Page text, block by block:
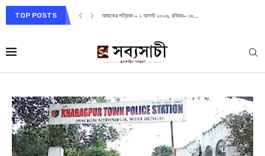
TOP POSTS আজকের পত্রিকা – ২ আগস্ট ২০২৬, রবিবার– ১৬...